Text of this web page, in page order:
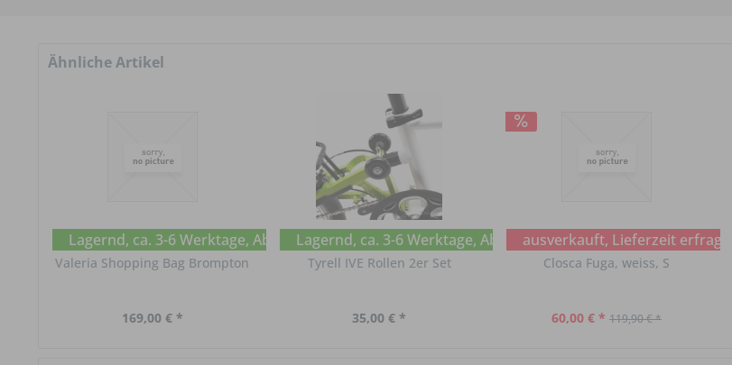
Ähnliche Artikel
Lagernd, ca. 3-6 Werktage, Abholung im Chat erfragen
Valeria Shopping Bag Brompton
169,00 € *
Lagernd, ca. 3-6 Werktage, Abholung im Chat erfragen
Tyrell IVE Rollen 2er Set
35,00 € *
ausverkauft, Lieferzeit erfragen
Closca Fuga, weiss, S
60,00 € * 119,90 € *